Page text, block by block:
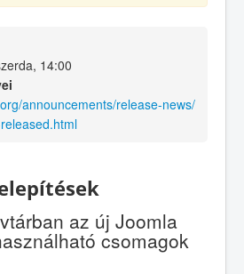
14:00
announcements/release-news/
az új Joomla
csomagok